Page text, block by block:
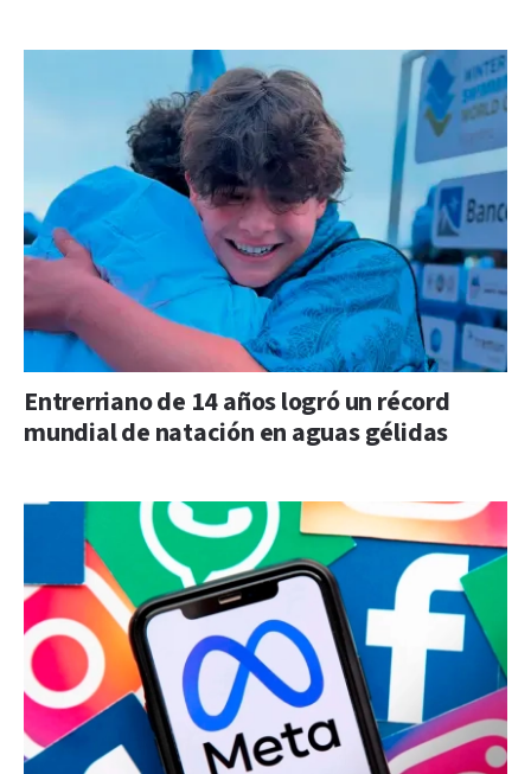
Entrerriano de 14 años logró un récord
mundial de natación en aguas gélidas